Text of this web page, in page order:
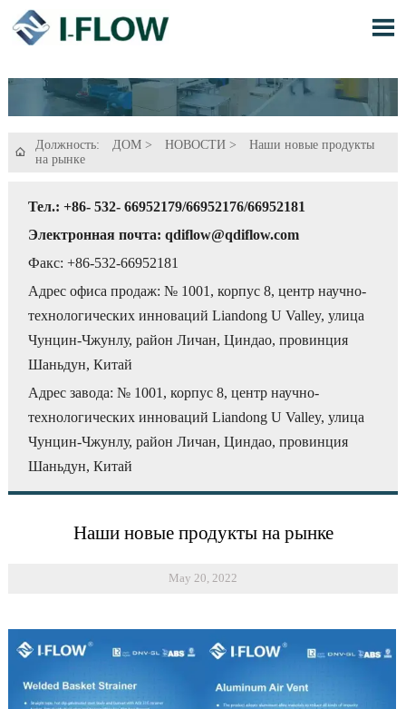


Должность: ДОМ> НОВОСТИ>
Наши новые продукты
на рынке
Тел.: +86- 532- 66952179/66952176/66952181
Электронная почта: qdiflow@qdiflow.com
Факс: +86-532-66952181
Адрес офиса продаж: № 1001, корпус 8, центр научно-
технологических инноваций Liandong U Valley, улица
Чунцин-Чжунлу, район Личан, Циндао, провинция
Шаньдун, Китай
Адрес завода: № 1001, корпус 8, центр научно-
технологических инноваций Liandong U Valley, улица
Чунцин-Чжунлу, район Личан, Циндао, провинция
Шаньдун, Китай
Наши новые продукты на рынке
May 20, 2022